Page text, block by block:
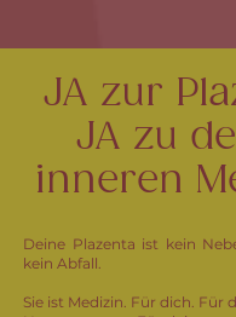
JA zur
JA zu
inneren
Deine Plazenta ist kein
kein Abfall.
Sie ist Medizin. Für dich. Für